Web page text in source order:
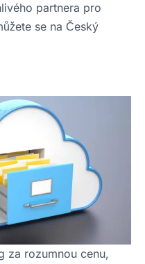
partnera pro
se na Český
za rozumnou cenu,